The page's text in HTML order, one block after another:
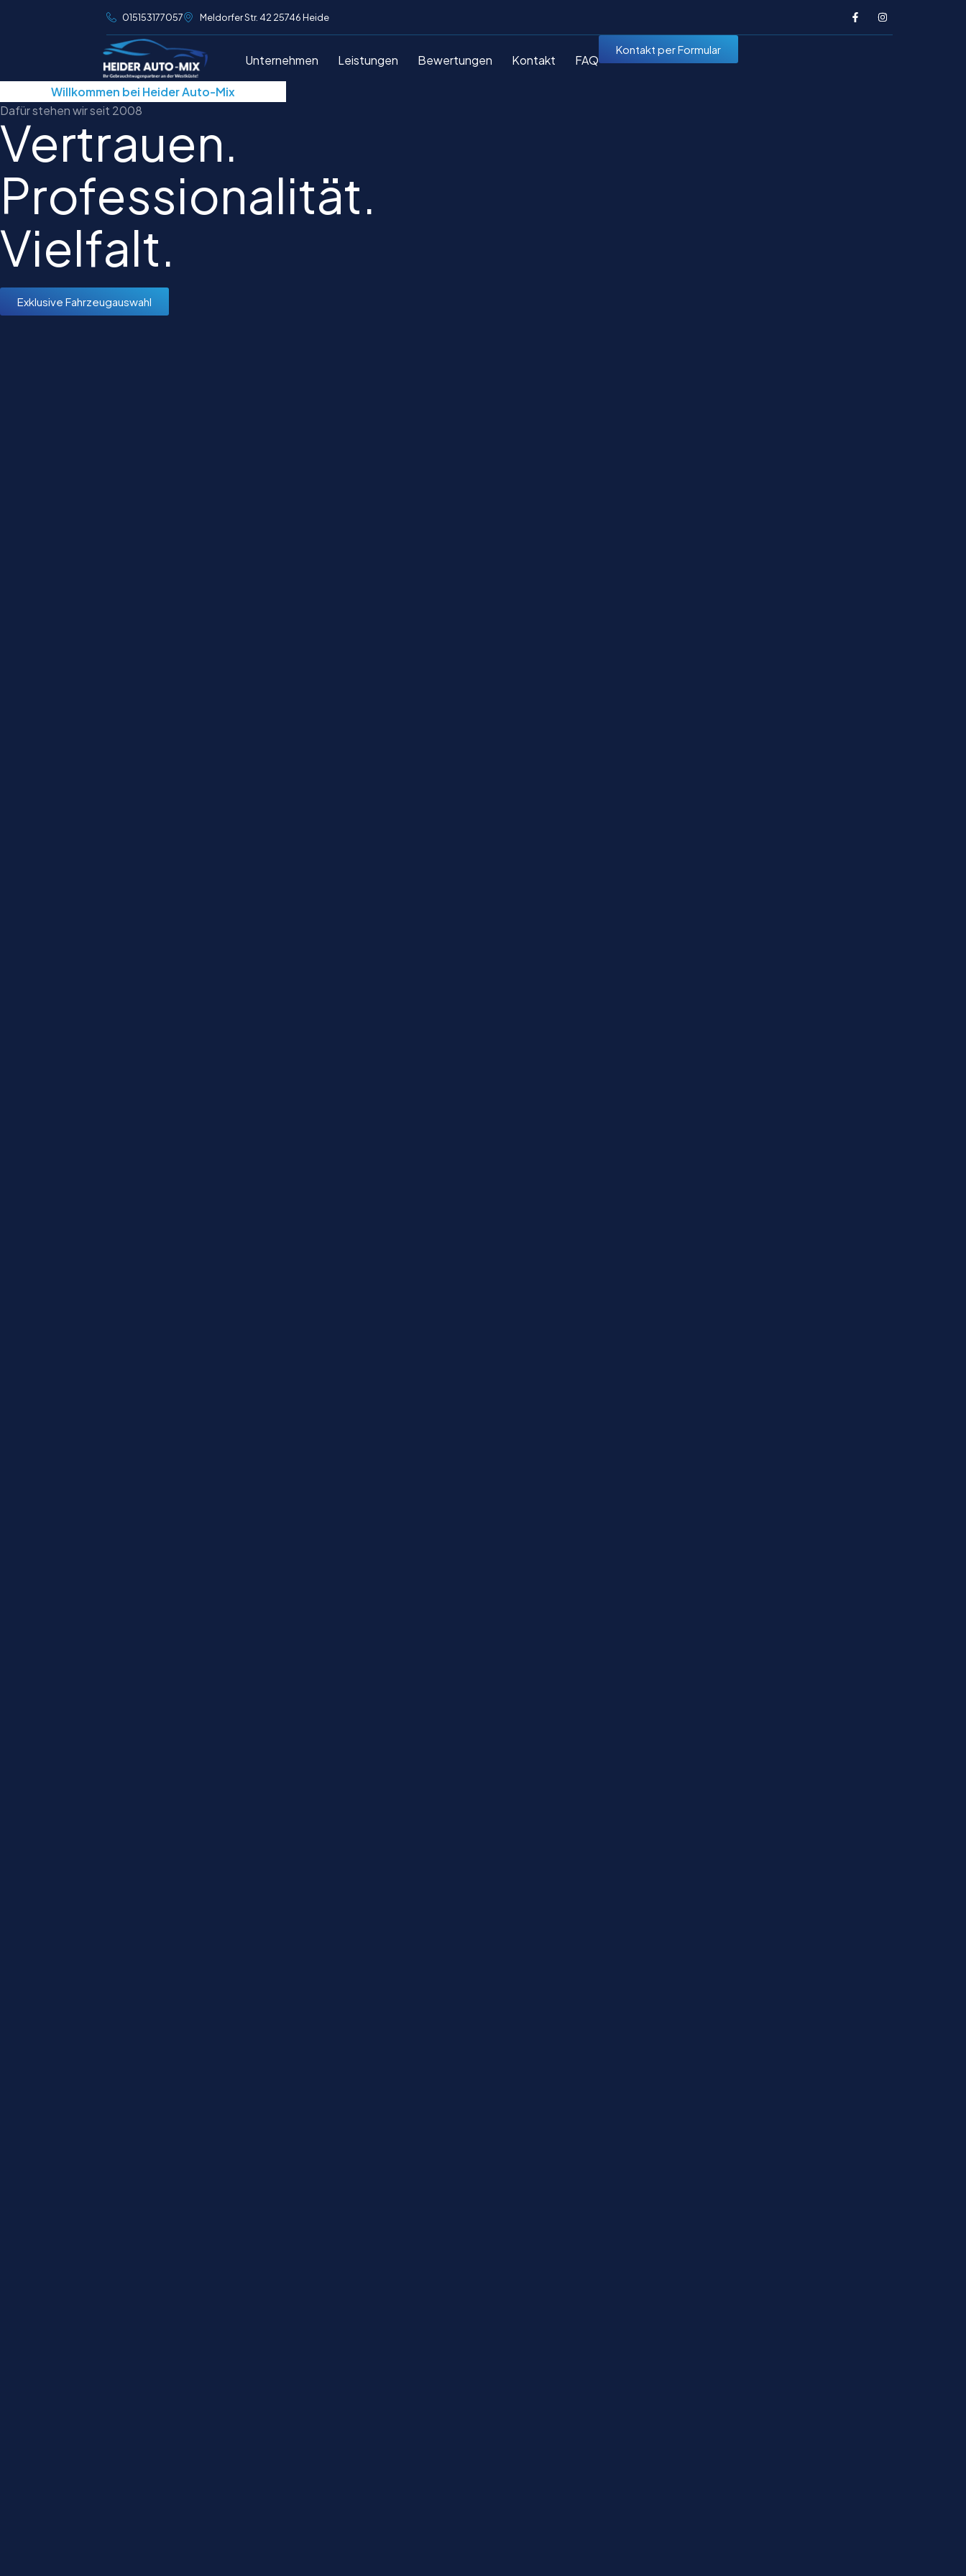
015153177057 Meldorfer Str. 42 25746 Heide
Unternehmen Leistungen Bewertungen Kontakt FAQ
Kontakt per Formular
Willkommen bei Heider Auto-Mix
Dafür stehen wir seit 2008
Vertrauen.
Professionalität.
Vielfalt.
Exklusive Fahrzeugauswahl